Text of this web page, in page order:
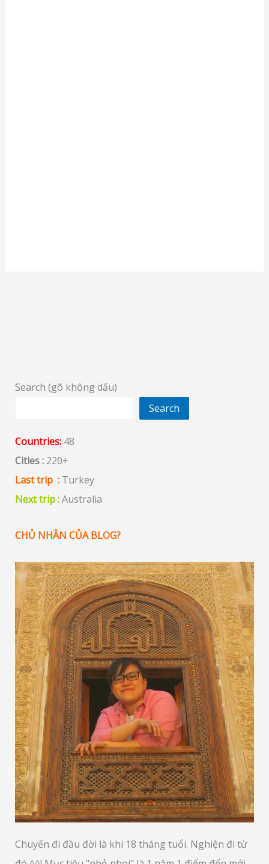
Search (gõ không dấu)
Search
Countries:48
Cities :220+
Last trip :Turkey
Next trip :Australia
CHỦ NHÂN CỦA BLOG?
Chuyến đi đầu đời là khi 18 tháng tuổi. Nghiện đi từ